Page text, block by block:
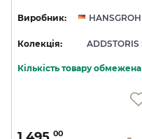
Виробник:
Колекція: ADDSTORIS
Кількість товару обмежена
00